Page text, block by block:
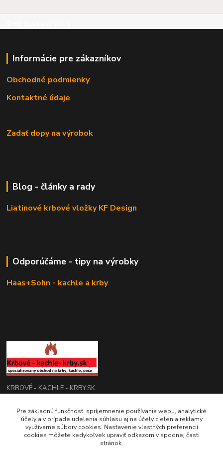
Informácie pre zákazníkov
Obchodné podmienky
Kontaktné údaje
Zadať dopy na výrobok
Blog - články a rady
Liatinové krbové vložky KF Design
Odporúčáme - tipy na výrobky
Haas+Sohn - kachle a krby
KRBOVÉ - KACHLE - KRBY.SK
0949 476 255
08:00 - 17.00
Pre základnú funkčnosť, spríjemnenie používania webu, analytické
účely a v prípade udelenia súhlasu aj na účely cielenia reklamy
využívame súbory cookies. Nastavenie vlastných preferencií
cookies môžete kedykoľvek upraviť odkazom v spodnej časti
stránok.